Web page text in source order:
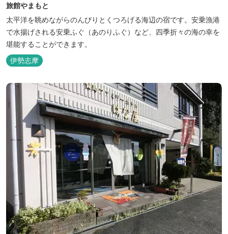
旅館やまもと
太平洋を眺めながらのんびりとくつろげる海辺の宿です。安乗漁港
で水揚げされる安乗ふぐ（あのりふぐ）など、四季折々の海の幸を
堪能することができます。
伊勢志摩